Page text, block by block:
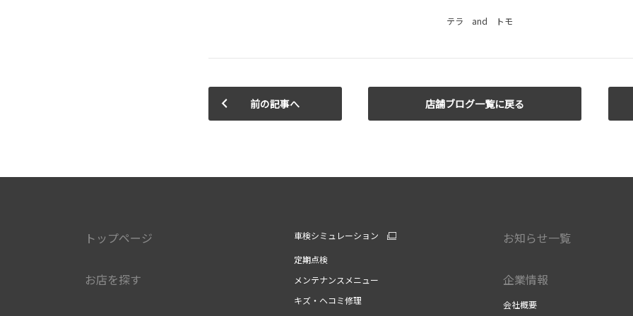
テラ and トモ
前の記事へ 店舗ブログ一覧に戻る
トップページ
お店を探す
車検シミュレーション
定期点検
メンテナンスメニュー
キズ・ヘコミ修理
お知らせ一覧
企業情報
会社概要